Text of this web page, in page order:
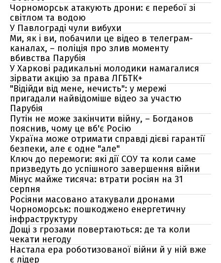
Чорноморськ атакують дрони: є перебої зі
світлом та водою
У Павлограді чули вибухи
Ми, як і ви, побачили це відео в телеграм-
каналах, – поліція про злив моменту
вбивства Парубія
У Харкові радикальні молодики намагалися
зірвати акцію за права ЛГБТК+
"Відійди від мене, нечисть": у мережі
пригадали найвідоміше відео за участю
Парубія
Путін не може закінчити війну, – Богданов
пояснив, чому це вб'є Росію
Україна може отримати справді дієві гарантії
безпеки, але є одне "але"
Ключ до перемоги: які дії СОУ та коли саме
призведуть до успішного завершення війни
Мінус майже тисяча: втрати росіян на 31
серпня
Росіяни масовано атакували дронами
Чорноморськ: пошкоджено енергетичну
інфраструктуру
Дощі з грозами повертаються: де та коли
чекати негоду
Настала ера роботизованої війни й у ній вже
є лідер